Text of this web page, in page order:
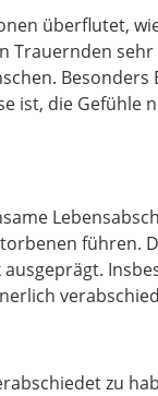
überflutet,
Trauernden
Besonders
ist, die Gefühle
führen.
zu